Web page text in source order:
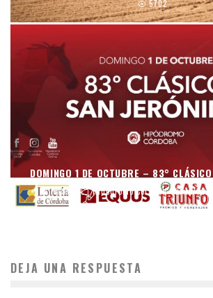
5702
DOMINGO 1 DE OCTUBRE – 83°
mraso Hipódromo Córdoba 15/09/
DEJA UNA RESPUESTA